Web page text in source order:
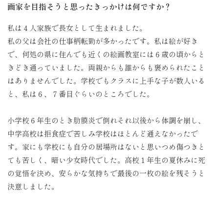
画家を目指そうと思ったきっかけは何ですか？
私は４人家族で長女として生まれました。
私の父は会社の仕事柄転勤が多かったです。私は絵が好き
で、何処の県に住んでも近くの絵画教室には６歳の頃からと
きどき通っていました。両親からも誰からも褒められたこと
はありませんでした。学校でもクラスに上手な子が数人いる
と、私は６、７番目ぐらいのところでした。
小学校６年生のとき肋膜炎で倒れそれ以後から体調を崩し、
中学高校は拒食症で苦しみ学校はほとんど通えなかったで
す。家にも学校にも自分の居場所はないと思いつめ傷つきと
ても苦しく、暗い少女時代でした。高校１年生の夏休みに死
の覚悟を決め、安らかな気持ちで最後の一枚の絵を残そうと
決意しました。